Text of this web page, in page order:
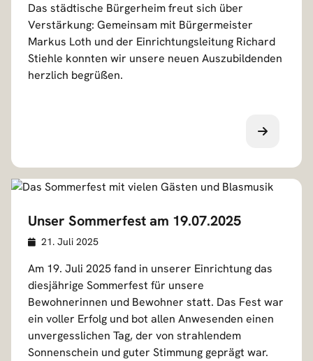
t
a
i
l
s
Das städtische Bürgerheim freut sich über
Verstärkung: Gemeinsam mit Bürgermeister
Markus Loth und der Einrichtungsleitung Richard
Stiehle konnten wir unsere neuen Auszubildenden
herzlich begrüßen.
Unser Sommerfest am 19.07.2025
D
t
a
i
l
s
Veröffentlicht am
21. Juli 2025
Am 19. Juli 2025 fand in unserer Einrichtung das
diesjährige Sommerfest für unsere
Bewohnerinnen und Bewohner statt. Das Fest war
ein voller Erfolg und bot allen Anwesenden einen
unvergesslichen Tag, der von strahlendem
Sonnenschein und guter Stimmung geprägt war.